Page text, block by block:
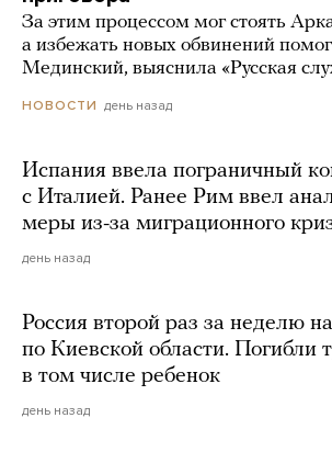
За этим процессом мог стоять
а избежать новых обвинений
Мединский, выяснила «Русская
НОВОСТИ день назад
Испания ввела пограничный
с Италией. Ранее Рим ввел
меры из-за миграционного
день назад
Россия второй раз за неделю
по Киевской области. Погибли
в том числе ребенок
день назад